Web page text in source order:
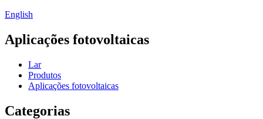
English
Aplicações fotovoltaicas
Lar
Produtos
Aplicações fotovoltaicas
Categorias